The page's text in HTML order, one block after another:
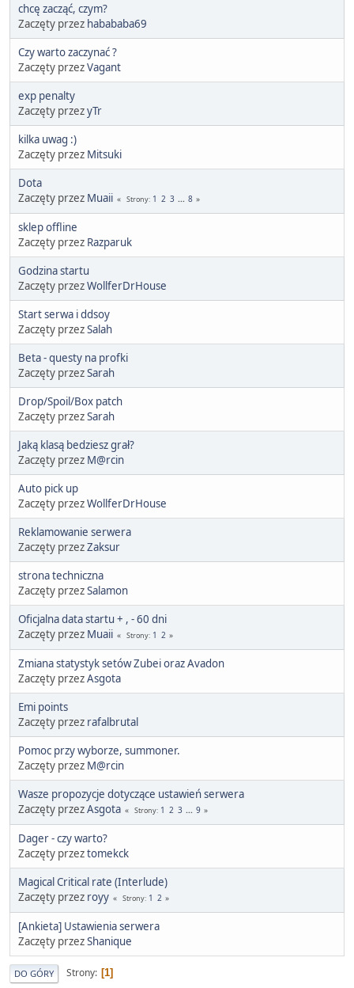
chcę zacząć, czym?
Zaczęty przez habababa69
Czy warto zaczynać ?
Zaczęty przezVagant
exp penalty
Zaczęty przezyTr
kilka uwag :)
Zaczęty przez Mitsuki
Dota
Zaczęty przez Muaii Strony 1 2 3 ... 8
sklep offline
Zaczęty przez Razparuk
Godzina startu
Zaczęty przezWollferDrHouse
Start serwa i ddsoy
Zaczęty przezSalah
Beta - questy na profki
Zaczęty przezSarah
Drop/Spoil/Box patch
Zaczęty przezSarah
Jaką klasą bedziesz grał?
Zaczęty przez M@rcin
Auto pick up
Zaczęty przezWollferDrHouse
Reklamowanie serwera
Zaczęty przezZaksur
strona techniczna
Zaczęty przezSalamon
Oficjalna data startu + , - 60 dni
Zaczęty przez Muaii Strony 1 2
Zmiana statystyk setów Zubei oraz Avadon
Zaczęty przezAsgota
Emi points
Zaczęty przez rafalbrutal
Pomoc przy wyborze, summoner.
Zaczęty przez M@rcin
Wasze propozycje dotyczące ustawień serwera
Zaczęty przezAsgota Strony 1 2 3 ... 9
Dager - czy warto?
Zaczęty przeztomekck
Magical Critical rate (Interlude)
Zaczęty przez royy Strony 1 2
[Ankieta] Ustawienia serwera
Zaczęty przezShanique
DO GÓRY Strony 1